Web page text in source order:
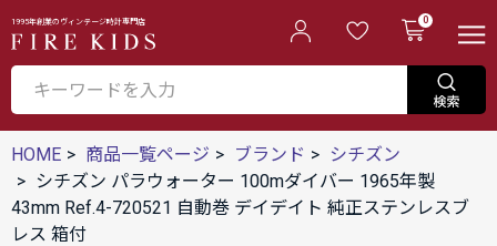
1995年創業のヴィンテージ時計専門店 0
HOME 商品一覧ページ ブランド
シチズン
シチズン パラウォーター 100mダイバー 1965年製
43mm Ref.4-720521 自動巻 デイデイト 純正ステンレスブ
レス 箱付